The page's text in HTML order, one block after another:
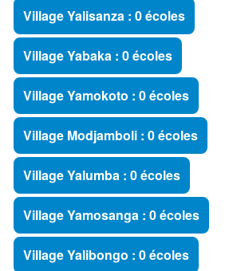
Village Yalisanza : 0 écoles
Village Yabaka : 0 écoles
Village Yamokoto : 0 écoles
Village Modjamboli : 0 écoles
Village Yalumba : 0 écoles
Village Yamosanga : 0 écoles
Village Yalibongo : 0 écoles